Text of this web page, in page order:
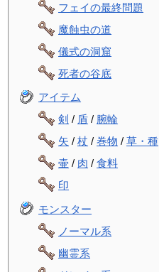
フェイの最終問題
魔蝕虫の道
儀式の洞窟
死者の谷底
アイテム
剣 / 盾 / 腕輪
矢 /杖 /巻物 /草・種
壷 / 肉 /食料
印
モンスター
ノーマル系
幽霊系